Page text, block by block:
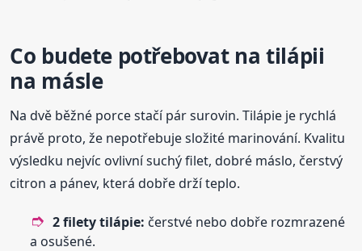
Co budete potřebovat na tilápii
na másle
Na dvě běžné porce stačí pár surovin. Tilápie je rychlá
právě proto, že nepotřebuje složité marinování. Kvalitu
výsledku nejvíc ovlivní suchý filet, dobré máslo, čerstvý
citron a pánev, která dobře drží teplo.
2 filety tilápie: čerstvé nebo dobře rozmrazené
a osušené.